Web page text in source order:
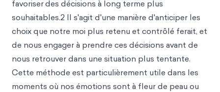
favoriserdes décisions à long terme plus
souhaitables.2 Il s'agit d'une manière d'anticiper les
choix que notre moi plus retenu et contrôlé ferait, et
de nous engager à prendre ces décisions avant de
nous retrouver dans une situation plus tentante.
Cette méthode est particulièrement utile dans les
moments où nos émotions sont à fleur de peau ou